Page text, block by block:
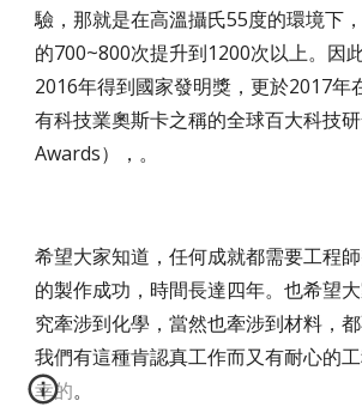
驗，那就是在高溫攝氏55度的環境下
的700~800次提升到1200次以上。因
2016年得到國家發明獎，更於2017年
有科技業奧斯卡之稱的全球百大科技
Awards），。
希望大家知道，任何成就都需要工程
的製作成功，時間長達四年。也希望
究牽涉到化學，當然也牽涉到材料，都
我們有這種肯認真工作而又有耐心的
幸的。